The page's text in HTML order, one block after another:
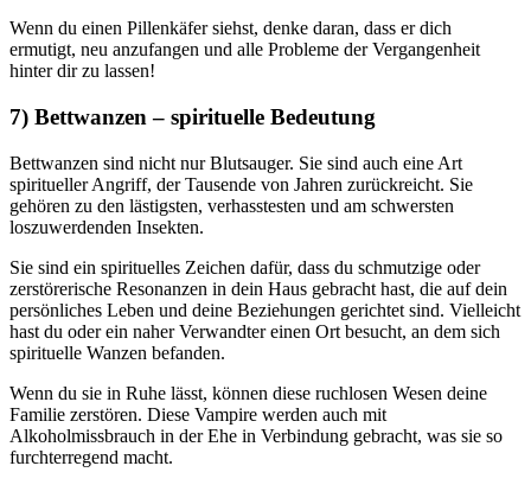
Wenn du einen Pillenkäfer siehst, denke daran, dass er dich
ermutigt, neu anzufangen und alle Probleme der Vergangenheit
hinter dir zu lassen!
7) Bettwanzen – spirituelle Bedeutung
Bettwanzen sind nicht nur Blutsauger. Sie sind auch eine Art
spiritueller Angriff, der Tausende von Jahren zurückreicht. Sie
gehören zu den lästigsten, verhasstesten und am schwersten
loszuwerdenden Insekten.
Sie sind ein spirituelles Zeichen dafür, dass du schmutzige oder
zerstörerische Resonanzen in dein Haus gebracht hast, die auf dein
persönliches Leben und deine Beziehungen gerichtet sind. Vielleicht
hast du oder ein naher Verwandter einen Ort besucht, an dem sich
spirituelle Wanzen befanden.
Wenn du sie in Ruhe lässt, können diese ruchlosen Wesen deine
Familie zerstören. Diese Vampire werden auch mit
Alkoholmissbrauch in der Ehe in Verbindung gebracht, was sie so
furchterregend macht.